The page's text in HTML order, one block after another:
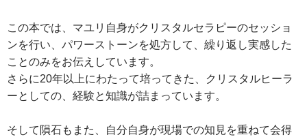
この本では、マユリ自身がクリスタルセラピーのセッショ
ンを行い、パワーストーンを処方して、繰り返し実感した
ことのみをお伝えしています。
さらに20年以上にわたって培ってきた、クリスタルヒーラ
ーとしての、経験と知識が詰まっています。
そして隕石もまた、自分自身が現場での知見を重ねて会得